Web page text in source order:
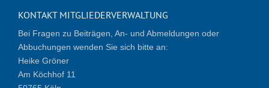
KONTAKT MITGLIEDERVERWALTUNG
Bei Fragen zu Beiträgen, An- und Abmeldungen oder
Abbuchungen wenden Sie sich bitte an:
Heike Gröner
Am Köchhof 11